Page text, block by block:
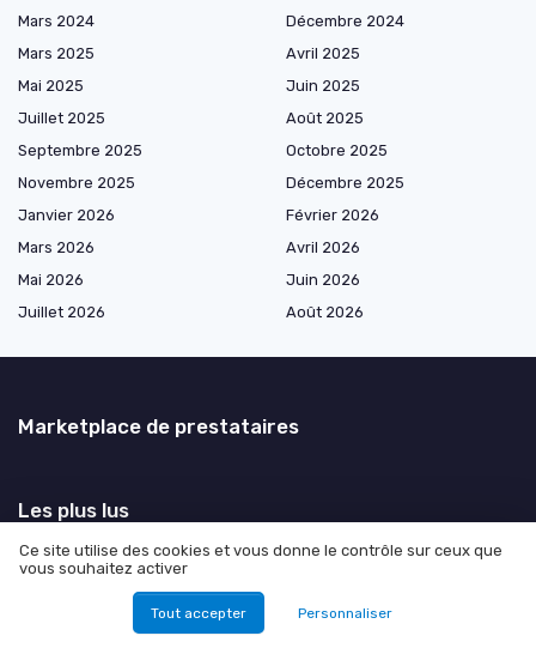
Mars 2024
Décembre 2024
Mars 2025
Avril 2025
Mai 2025
Juin 2025
Juillet 2025
Août 2025
Septembre 2025
Octobre 2025
Novembre 2025
Décembre 2025
Janvier 2026
Février 2026
Mars 2026
Avril 2026
Mai 2026
Juin 2026
Juillet 2026
Août 2026
Marketplace de prestataires
Les plus lus
Comment obtenir des abonnés TikTok gratuitement
Comment utiliser l’API leboncoin pour optimiser vos projets web
Ce site utilise des cookies et vous donne le contrôle sur ceux que
vous souhaitez activer
Tout accepter Personnaliser